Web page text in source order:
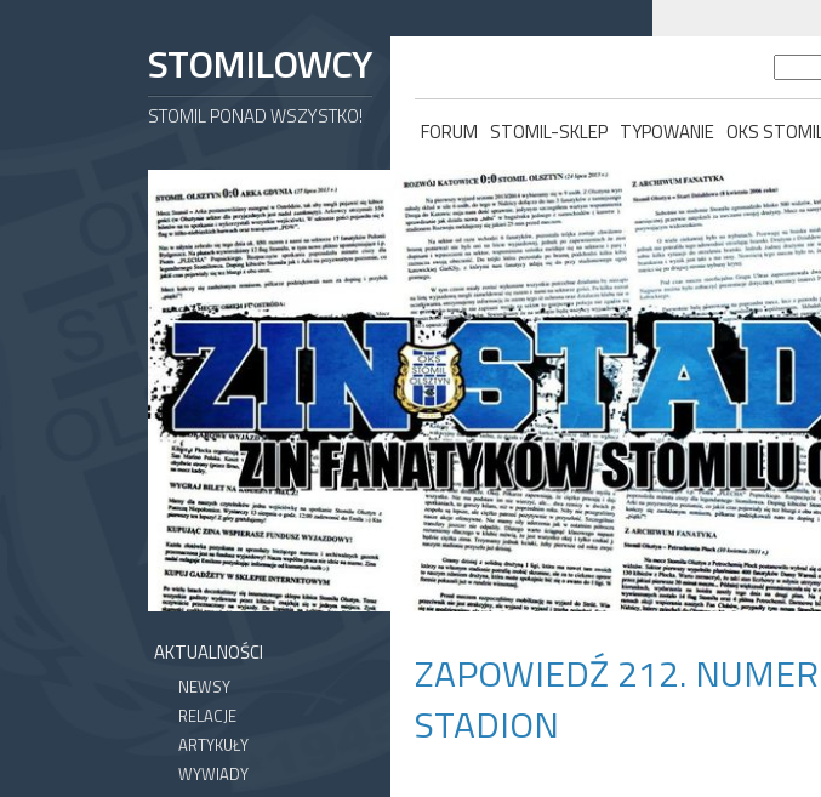
STOMILOWCY
STOMIL PONAD WSZYSTKO!
FORUM STOMIL-SKLEP TYPOWANIE OKS
AKTUALNOŚCI
NEWSY
RELACJE
ARTYKUŁY
WYWIADY
ZAPOWIEDŹ 212.
STADION